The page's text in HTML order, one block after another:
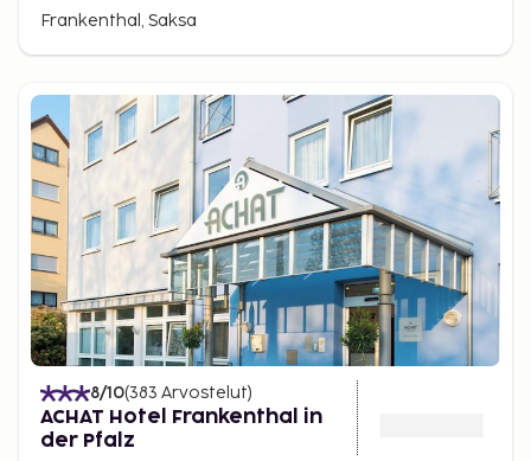
Frankenthal, Saksa
8/10(383 Arvostelut)
ACHAT Hotel Frankenthal in
der Pfalz